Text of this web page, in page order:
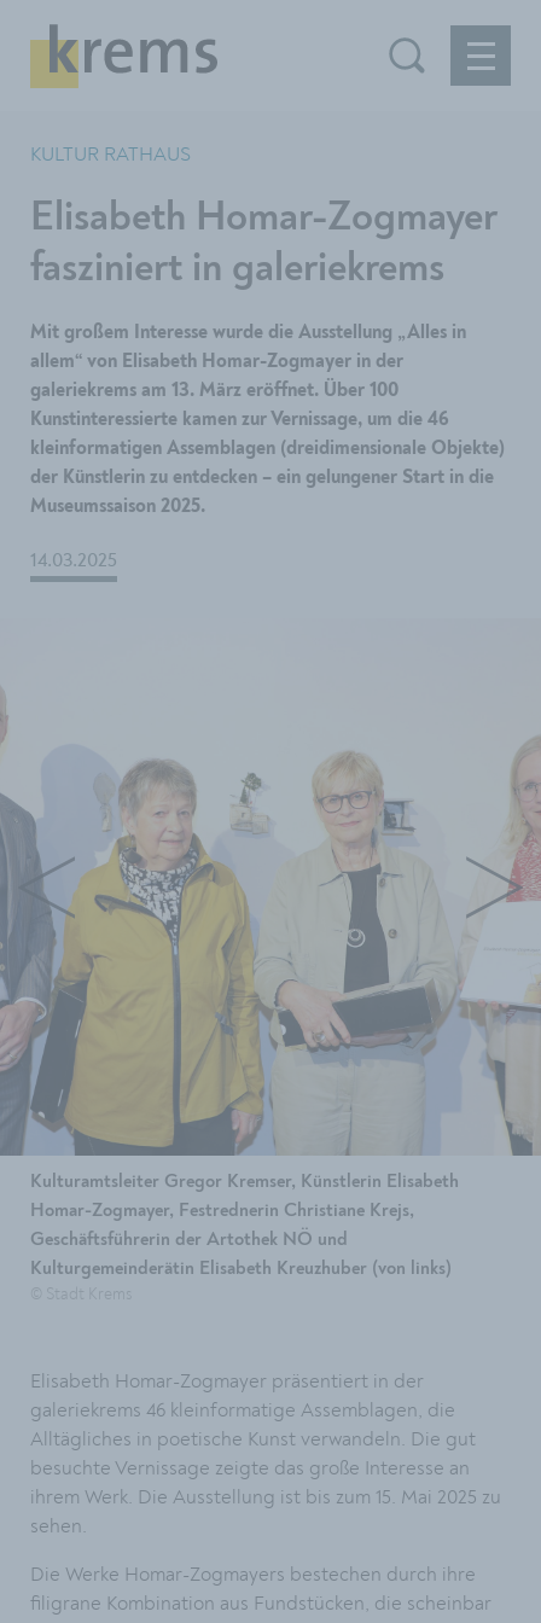
KULTUR RATHAUS
Elisabeth Homar-Zogmayer
fasziniert in galeriekrems
Mit großem Interesse wurde die Ausstellung „Alles in
allem“ von Elisabeth Homar-Zogmayer in der
galeriekrems am 13. März eröffnet. Über 100
Kunstinteressierte kamen zur Vernissage, um die 46
kleinformatigen Assemblagen (dreidimensionale Objekte)
der Künstlerin zu entdecken – ein gelungener Start in die
Museumssaison 2025.
14.03.2025
Kulturamtsleiter Gregor Kremser, Künstlerin Elisabeth
Homar-Zogmayer, Festrednerin Christiane Krejs,
Geschäftsführerin der Artothek NÖ und
Kulturgemeinderätin Elisabeth Kreuzhuber (von links)
Elisabeth Homar-Zogmayer präsentiert in der
galeriekrems 46 kleinformatige Assemblagen, die
Alltägliches in poetische Kunst verwandeln. Die gut
besuchte Vernissage zeigte das große Interesse an
ihrem Werk. Die Ausstellung ist bis zum 15. Mai 2025 zu
sehen.
Die Werke Homar-Zogmayers bestechen durch ihre
filigrane Kombination aus Fundstücken, die scheinbar